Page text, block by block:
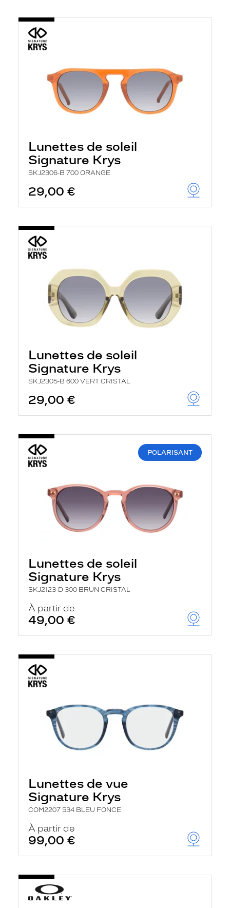
Lunettes de soleil
Signature Krys
SKJ2306-B 700 ORANGE
29,00 €
Lunettes de soleil
Signature Krys
SKJ2305-B 600 VERT CRISTAL
29,00 €
POLARISANT
Lunettes de soleil
Signature Krys
SKJ2123-D 300 BRUN CRISTAL
À partir de
49,00 €
Lunettes de vue
Signature Krys
COM2207 534 BLEU FONCE
À partir de
99,00 €